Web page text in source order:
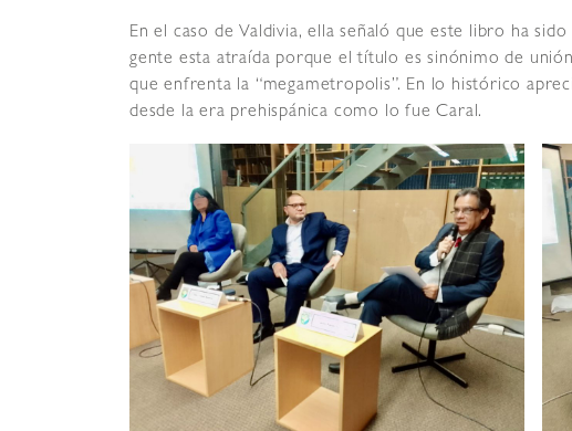
En el caso de Valdivia, ella señaló que este libro ha
gente esta atraída porque el título es sinónimo de
que enfrenta la “megametropolis”. En lo histórico
desde la era prehispánica como lo fue Caral.